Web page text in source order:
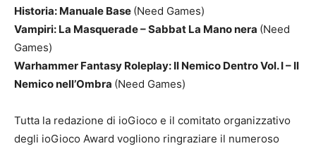
Historia: Manuale Base (Need Games)
Vampiri: La Masquerade – Sabbat La Mano nera (Need
Games)
Warhammer Fantasy Roleplay: Il Nemico Dentro Vol. I – Il
Nemico nell’Ombra (Need Games)
Tutta la redazione di ioGioco e il comitato organizzativo
degli ioGioco Award vogliono ringraziare il numeroso